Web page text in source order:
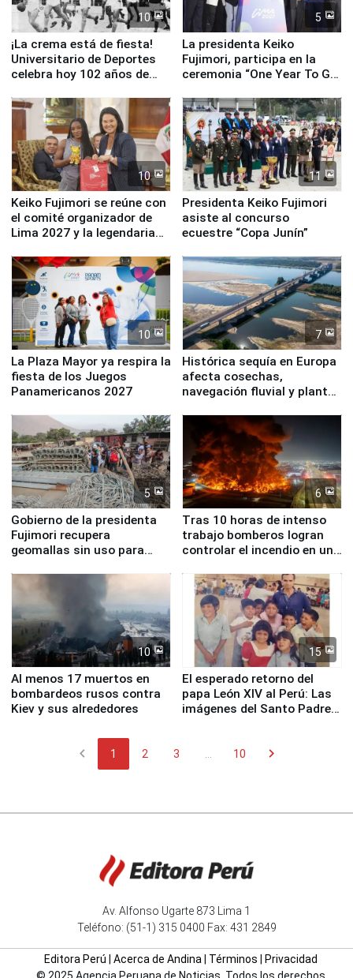
10
¡La crema está de fiesta!
Universitario de Deportes
celebra hoy 102 años de
5
La presidenta Keiko
Fujimori, participa en la
ceremonia “One Year To Go
10
Keiko Fujimori se reúne con
el comité organizador de
Lima 2027 y la legendaria
11
Presidenta Keiko Fujimori
asiste al concurso
ecuestre “Copa Junín”
10
La Plaza Mayor ya respira la
fiesta de los Juegos
Panamericanos 2027
7
Histórica sequía en Europa
afecta cosechas,
navegación fluvial y plantas
5
Gobierno de la presidenta
Fujimori recupera
geomallas sin uso para
Fenómeno El Niño
6
Tras 10 horas de intenso
trabajo bomberos logran
controlar el incendio en una
de Chile
10
Al menos 17 muertos en
bombardeos rusos contra
Kiev y sus alrededores
15
El esperado retorno del
papa León XIV al Perú: Las
imágenes del Santo Padre
chevron_left 1 2 3 10 chevron_right
Av. Alfonso Ugarte 873 Lima 1
Teléfono: (51-1) 315 0400 Fax: 431 2849
Editora Perú Acerca de Andina| Términos
Privacidad